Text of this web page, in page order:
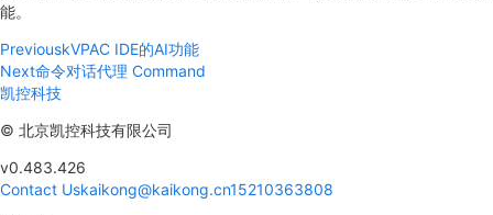
能。
PreviouskVPAC IDE的AI功能
Next命令对话代理 Command
凯控科技
© 北京凯控科技有限公司
v0.483.426
Contact Uskaikong@kaikong.cn15210363808